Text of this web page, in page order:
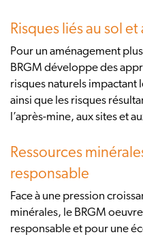
Risques liés au sol et
Pour un aménagement
BRGM développe des
risques naturels impactant
ainsi que les risques
l’après-mine, aux sites et
Ressources
responsable
Face à une pression
minérales, le BRGM
responsable et pour une